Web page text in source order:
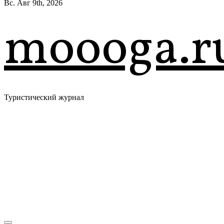
Вс. Авг 9th, 2026
Туристический журнал